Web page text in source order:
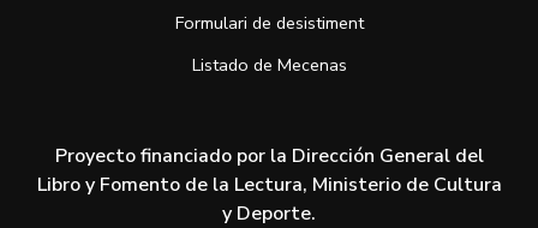
Formulari de desistiment
Listado de Mecenas
Proyecto financiado por la Dirección General del
Libro y Fomento de la Lectura, Ministerio de Cultura
y Deporte.